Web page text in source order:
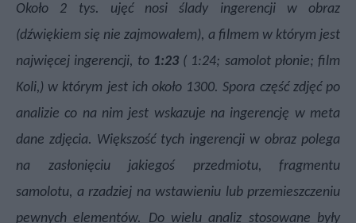
Około 2 tys. ujęć nosi ślady ingerencji w obraz
(dźwiękiem się nie zajmowałem), a filmem w którym jest
najwięcej ingerencji, to 1:23( 1:24; samolot płonie; film
Koli,) w którym jest ich około 1300. Spora część zdjęć po
analizie co na nim jest wskazuje na ingerencję w meta
dane zdjęcia. Większość tych ingerencji w obraz polega
na zasłonięciu jakiegoś przedmiotu, fragmentu
samolotu, a rzadziej na wstawieniu lub przemieszczeniu
pewnych elementów. Do wielu analiz stosowane były